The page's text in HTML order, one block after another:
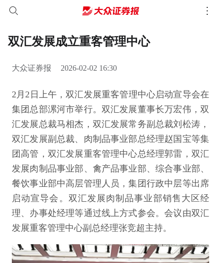
双汇发展成立重客管理中心
大众证券报 2026-02-02 16:30
2月2日上午，双汇发展重客管理中心启动宣导会在
集团总部漯河市举行。双汇发展董事长万宏伟，双
汇发展总裁马相杰，双汇发展常务副总裁刘松涛，
双汇发展副总裁、肉制品事业部总经理赵国宝等集
团高管，双汇发展重客管理中心总经理郭雷，双汇
发展肉制品事业部、禽产品事业部、综合事业部、
餐饮事业部中高层管理人员，集团行政中层等出席
启动宣导会。双汇发展肉制品事业部销售大区经
理、办事处经理等通过线上方式参会。会议由双汇
发展重客管理中心副总经理张竞超主持。